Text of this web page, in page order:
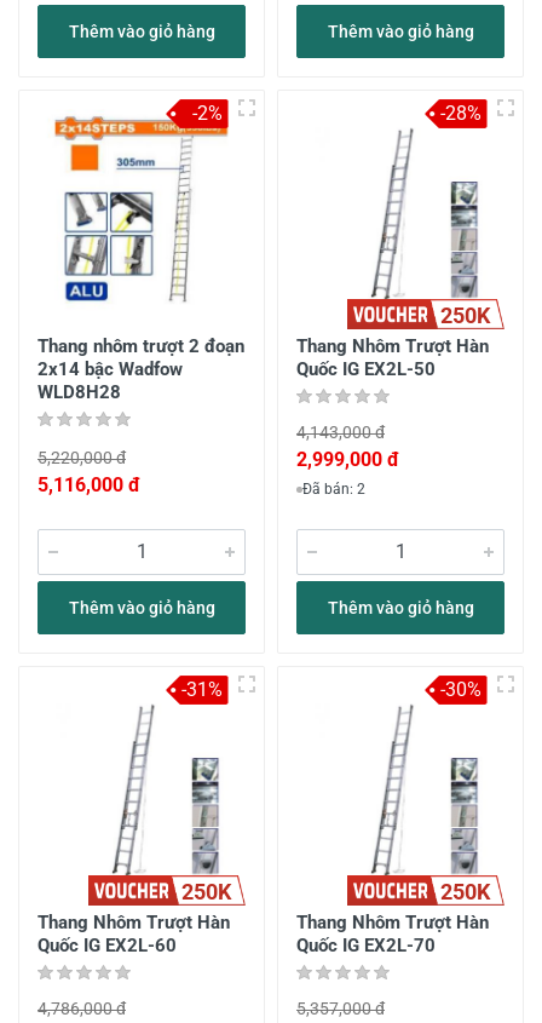
Thêm vào giỏ hàng Thêm vào giỏ hàng
Thang nhôm trượt 2 đoạn
2x14 bậc Wadfow
WLD8H28
5,220,000 đ
5,116,000 đ
Thêm vào giỏ hàng
-2%
250K
Thang Nhôm Trượt Hàn
Quốc IG EX2L-50
4,143,000 đ
2,999,000 đ
Đã bán: 2
Thêm vào giỏ hàng
-28%
250K
Thang Nhôm Trượt Hàn
Quốc IG EX2L-60
4,786,000 đ
-31%
250K
Thang Nhôm Trượt Hàn
Quốc IG EX2L-70
5,357,000 đ
-30%